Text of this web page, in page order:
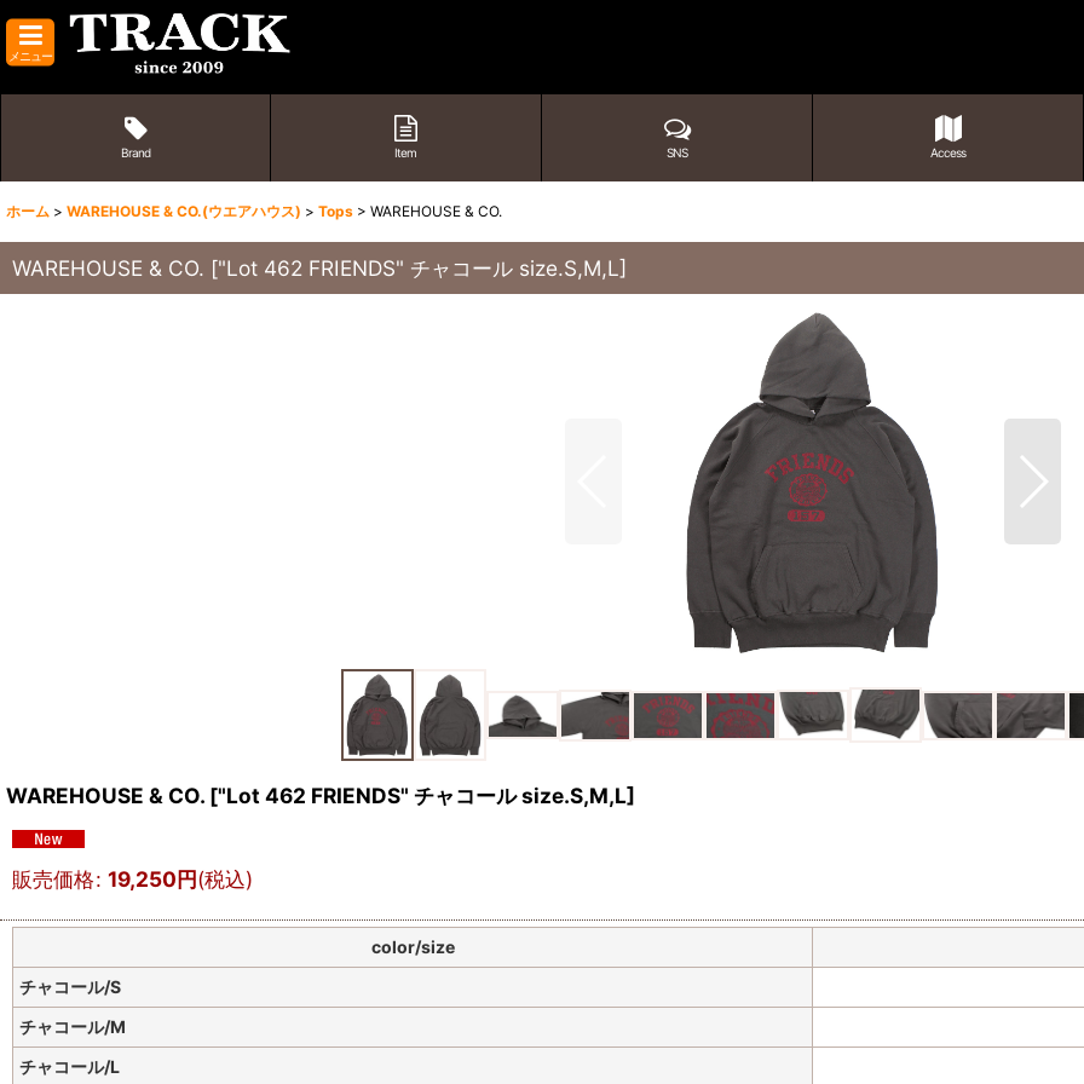
メニュー
Brand Item SNS Access
ホーム > WAREHOUSE & CO.(ウエアハウス) > Tops > WAREHOUSE & CO.
WAREHOUSE & CO. ["Lot 462 FRIENDS" チャコール size.S,M,L]
WAREHOUSE & CO. ["Lot 462 FRIENDS" チャコール size.S,M,L]
販売価格: 19,250円(税込)
color/size
チャコール/S
チャコール/M
チャコール/L